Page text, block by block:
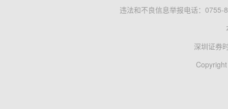
违法和不良信息举报电话：0755-
深圳证券